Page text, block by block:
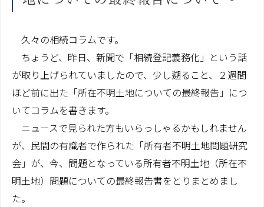
久々の相続コラムです。
ちょうど、昨日、新聞で「相続登記義務化」という話
が取り上げられていましたので、少し遡ること、２週間
ほど前に出た「所在不明土地についての最終報告」につ
いてコラムを書きます。
ニュースで見られた方もいらっしゃるかもしれません
が、民間の有識者で作られた「所有者不明土地問題研究
会」が、今、問題となっている所有者不明土地（所在不
明土地）問題についての最終報告書をとりまとめまし
た。
業務のご案内
家族信託（民事信託）
コンプライアンス（法令等遵守）
費用のご案内
コラム
家族信託コラム